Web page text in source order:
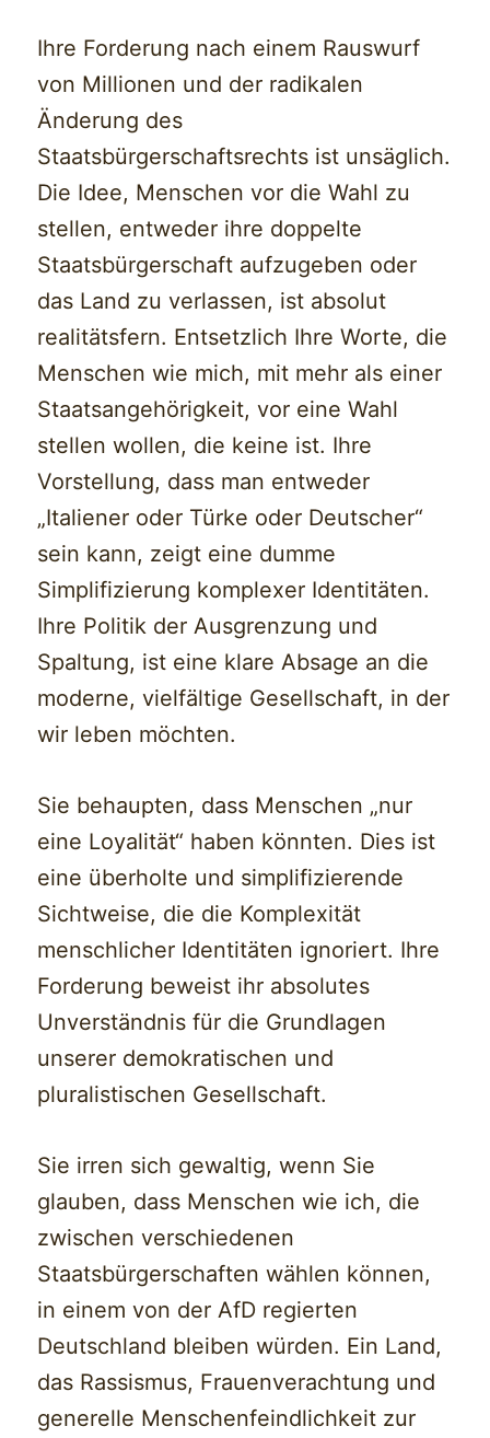
Ihre Forderung nach einem Rauswurf
von Millionen und der radikalen
Änderung des
Staatsbürgerschaftsrechts ist unsäglich.
Die Idee, Menschen vor die Wahl zu
stellen, entweder ihre doppelte
Staatsbürgerschaft aufzugeben oder
das Land zu verlassen, ist absolut
realitätsfern. Entsetzlich Ihre Worte, die
Menschen wie mich, mit mehr als einer
Staatsangehörigkeit, vor eine Wahl
stellen wollen, die keine ist. Ihre
Vorstellung, dass man entweder
„Italiener oder Türke oder Deutscher“
sein kann, zeigt eine dumme
Simplifizierung komplexer Identitäten.
Ihre Politik der Ausgrenzung und
Spaltung, ist eine klare Absage an die
moderne, vielfältige Gesellschaft, in der
wir leben möchten.
Sie behaupten, dass Menschen „nur
eine Loyalität“ haben könnten. Dies ist
eine überholte und simplifizierende
Sichtweise, die die Komplexität
menschlicher Identitäten ignoriert. Ihre
Forderung beweist ihr absolutes
Unverständnis für die Grundlagen
unserer demokratischen und
pluralistischen Gesellschaft.
Sie irren sich gewaltig, wenn Sie
glauben, dass Menschen wie ich, die
zwischen verschiedenen
Staatsbürgerschaften wählen können,
in einem von der AfD regierten
Deutschland bleiben würden. Ein Land,
das Rassismus, Frauenverachtung und
generelle Menschenfeindlichkeit zur